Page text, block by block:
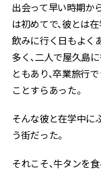
出会って早い時期か
は初めてで、彼とは
飲みに行く日もよく
多く、二人で屋久島
ともあり、卒業旅行
ことすらあった。
そんな彼と在学中に
う街だった。
それこそ、牛タンを